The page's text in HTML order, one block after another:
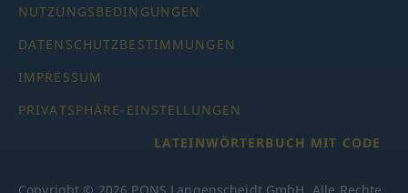
NUTZUNGSBEDINGUNGEN
DATENSCHUTZBESTIMMUNGEN
IMPRESSUM
PRIVATSPHÄRE-EINSTELLUNGEN
LATEINWÖRTERBUCH MIT CODE